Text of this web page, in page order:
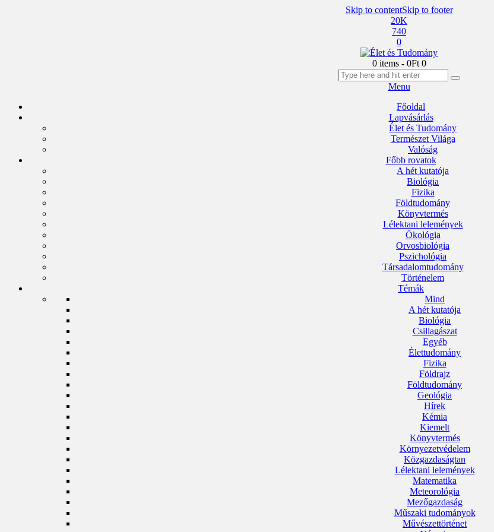
Skip to contentSkip to footer
20K
740
0
0 items - 0Ft 0
Menu
Főoldal
Lapvásárlás
Élet és Tudomány
Természet Világa
Valóság
Főbb rovatok
A hét kutatója
Biológia
Fizika
Földtudomány
Könyvtermés
Lélektani lelemények
Ökológia
Orvosbiológia
Pszichológia
Társadalomtudomány
Történelem
Témák
Mind
A hét kutatója
Biológia
Csillagászat
Egyéb
Élettudomány
Fizika
Földrajz
Földtudomány
Geológia
Hírek
Kémia
Kiemelt
Könyvtermés
Környezetvédelem
Közgazdaságtan
Lélektani lelemények
Matematika
Meteorológia
Mezőgazdaság
Műszaki tudományok
Művészettörténet